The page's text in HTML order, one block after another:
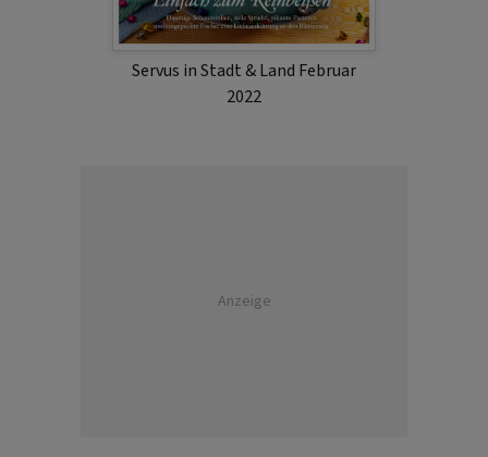
Servus in Stadt & Land Februar
2022
Anzeige